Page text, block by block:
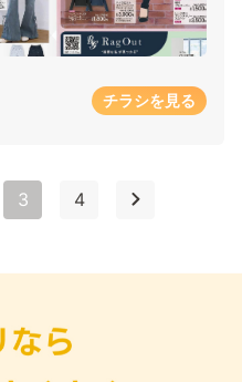
チラシを見る
3 4